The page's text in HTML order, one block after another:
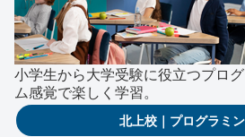
小学生から大学受験に役立つプロ
ム感覚で楽しく学習。
北上校｜プログラミ